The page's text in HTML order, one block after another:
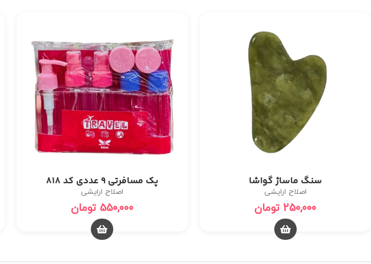
سنگ ماساژ گواشا
اصلاح ارایشی
250,000 تومان
پک مسافرتی 9 عددی کد 818
اصلاح ارایشی
550,000 تومان